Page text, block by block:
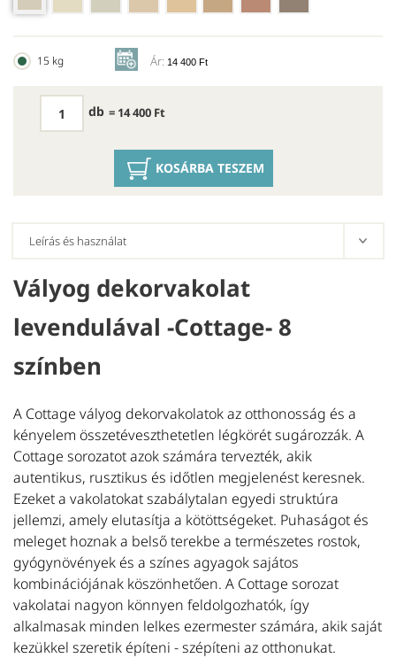
15 kg Ár: 14 400 Ft
db = 14 400 Ft
KOSÁRBA TESZEM
Vályog dekorvakolat
levendulával -Cottage- 8
színben
A Cottage vályog dekorvakolatok az otthonosság és a
kényelem összetéveszthetetlen légkörét sugározzák. A
Cottage sorozatot azok számára tervezték, akik
autentikus, rusztikus és időtlen megjelenést keresnek.
Ezeket a vakolatokat szabálytalan egyedi struktúra
jellemzi, amely elutasítja a kötöttségeket. Puhaságot és
meleget hoznak a belső terekbe a természetes rostok,
gyógynövények és a színes agyagok sajátos
kombinációjának köszönhetően. A Cottage sorozat
vakolatai nagyon könnyen feldolgozhatók, így
alkalmasak minden lelkes ezermester számára, akik saját
kezükkel szeretik építeni - szépíteni az otthonukat.